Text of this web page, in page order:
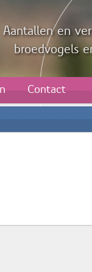
Aantallen en
broedvogels
Contact